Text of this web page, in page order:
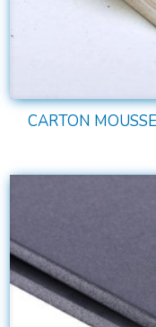
CARTON